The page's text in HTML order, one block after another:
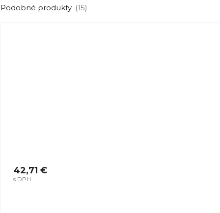
Podobné produkty (15)
42,71 €
s DPH